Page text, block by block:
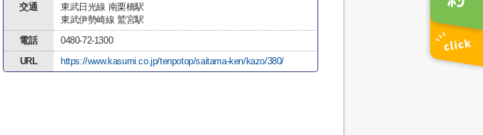
交通
東武日光線 南栗橋駅
東武伊勢崎線 鷲宮駅
電話
0480-72-1300
URL
https://www.kasumi.co.jp/tenpotop/saitama-ken/kazo/380/